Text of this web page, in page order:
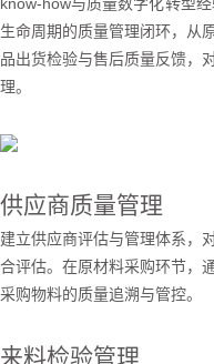
生命周期的质量管理闭环，从
品出货检验与售后质量反馈，
理。
供应商质量管理
建立供应商评估与管理体系，
合评估。在原材料采购环节，
采购物料的质量追溯与管控。
来料检验管理